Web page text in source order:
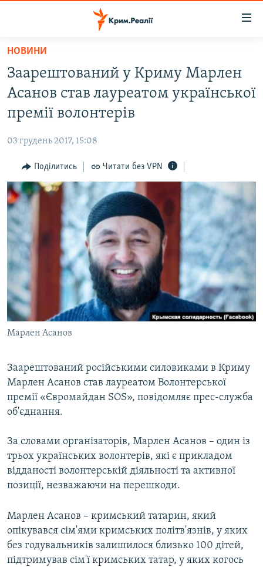
Перейти
основного
матеріалу
до
основної
навігації
Перейти
до
пошуку
ВОДА.КРИМ
ВІДЕО ТА ФОТО
БЛОГИ
ПОГЛЯД
ІНТЕРВ'Ю
ВСЕ ЗА ДЕНЬ
СПЕЦПРОЕКТИ
ДЕПОРТАЦІЯ
ВІДЕОУРОКИ «ELIFBE»
СВІДЧЕННЯ ОКУПАЦІЇ
УКРАЇНСЬКА ПРОБЛЕМА КРИМУ
ІНФОГРАФІКА
ЯК ОБІЙТИ БЛОКУВАННЯ
Русский
Qırımtatar
ДОЛУЧАЙСЯ!
Усі сайти RFE/RL
НОВИНИ
Заарештований у Криму Марлен
Асанов став лауреатом української
премії волонтерів
03 грудень 2017, 15:08
Поділитись Читати без VPN
Марлен Асанов
Заарештований російськими силовиками в Криму
Марлен Асанов став лауреатом Волонтерської
премії «Євромайдан SOS», повідомляє прес-служба
об'єднання.
За словами організаторів, Марлен Асанов – один із
трьох українських волонтерів, які є прикладом
відданості волонтерській діяльності та активної
позиції, незважаючи на перешкоди.
Марлен Асанов – кримський татарин, який
опікувався сім'ями кримських політв'язнів, у яких
без годувальників залишилося близько 100 дітей,
підтримував сім'ї кримських татар, у яких когось